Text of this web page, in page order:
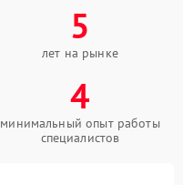
5
лет на рынке
4
минимальный опыт работы
специалистов